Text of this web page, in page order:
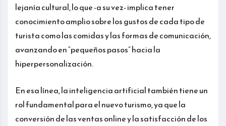
lejanía cultural, lo que -a su vez- implica tener
conocimiento amplio sobre los gustos de cada tipo de
turista como las comidas y las formas de comunicación,
avanzando en “pequeños pasos” hacia la
hiperpersonalización.
En esa línea, la inteligencia artificial también tiene un
rol fundamental para el nuevo turismo, ya que la
conversión de las ventas online y la satisfacción de los